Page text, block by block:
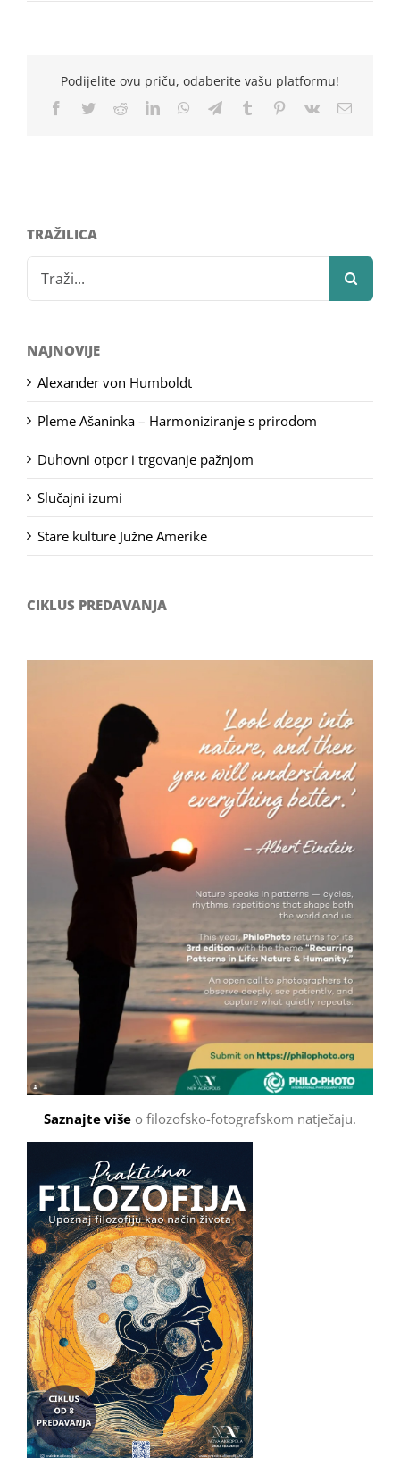
Podijelite ovu priču, odaberite vašu platformu!
Facebook
TwitterRedditLinkedInWhatsApp
TelegramTumblr Pinterest
Vk Email
TRAŽILICA
for:
NAJNOVIJE
Alexander von Humboldt
Pleme Ašaninka – Harmoniziranje s prirodom
Duhovni otpor i trgovanje pažnjom
Slučajni izumi
Stare kulture Južne Amerike
CIKLUS PREDAVANJA
Saznajte više o filozofsko-fotografskom natječaju.